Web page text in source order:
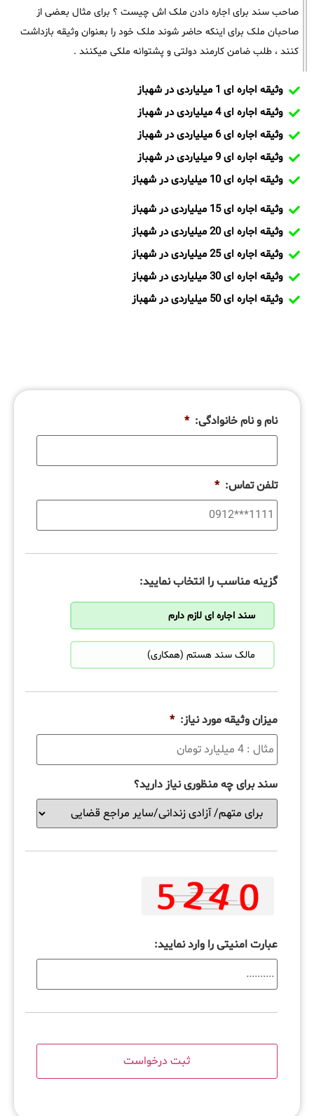
صاحب سند برای اجاره دادن ملک اش چیست ؟ برای مثال بعضی از
صاحبان ملک برای اینکه حاضر شوند ملک خود را بعنوان وثیقه بازداشت
کنند ، طلب ضامن کارمند دولتی و پشتوانه ملکی میکنند .
وثیقه اجاره ای 1 میلیاردی در شهباز
وثیقه اجاره ای 4 میلیاردی در شهباز
وثیقه اجاره ای 6 میلیاردی در شهباز
وثیقه اجاره ای 9 میلیاردی در شهباز
وثیقه اجاره ای 10 میلیاردی در شهباز
وثیقه اجاره ای 15 میلیاردی در شهباز
وثیقه اجاره ای 20 میلیاردی در شهباز
وثیقه اجاره ای 25 میلیاردی در شهباز
وثیقه اجاره ای 30 میلیاردی در شهباز
وثیقه اجاره ای 50 میلیاردی در شهباز
نام و نام خانوادگی: *
تلفن تماس: *
گزینه مناسب را انتخاب نمایید:
سند اجاره ای لازم دارم
مالک سند هستم (همکاری)
میزان وثیقه مورد نیاز: *
سند برای چه منظوری نیاز دارید؟
عبارت امنیتی را وارد نمایید: